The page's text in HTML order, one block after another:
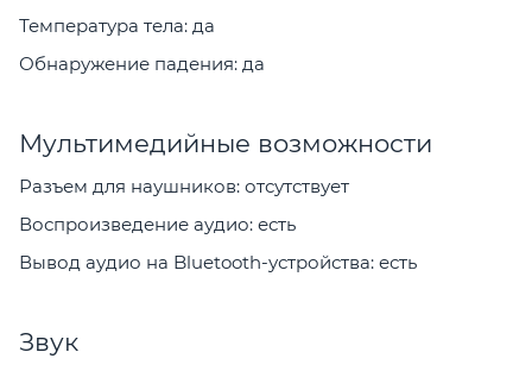
Температура тела: да
Обнаружение падения: да
Мультимедийные возможности
Разъем для наушников: отсутствует
Воспроизведение аудио: есть
Вывод аудио на Bluetooth-устройства: есть
Звук